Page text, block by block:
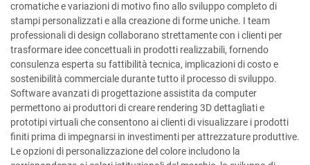
cromatiche e variazioni di motivo fino allo sviluppo completo di
stampi personalizzati e alla creazione di forme uniche. I team
professionali di design collaborano strettamente con i clienti per
trasformare idee concettuali in prodotti realizzabili, fornendo
consulenza esperta su fattibilità tecnica, implicazioni di costo e
sostenibilità commerciale durante tutto il processo di sviluppo.
Software avanzati di progettazione assistita da computer
permettono ai produttori di creare rendering 3D dettagliati e
prototipi virtuali che consentono ai clienti di visualizzare i prodotti
finiti prima di impegnarsi in investimenti per attrezzature produttive.
Le opzioni di personalizzazione del colore includono la